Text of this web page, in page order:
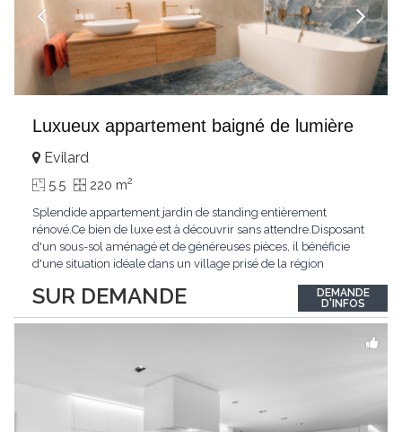
Luxueux appartement baigné de lumière
SUR DEMANDE
Evilard
5.5 220 m2
Splendide appartement jardin de standing entièrement
rénové.Ce bien de luxe est à découvrir sans attendre.Disposant
d'un sous-sol aménagé et de généreuses pièces, il bénéficie
d'une situation idéale dans un village prisé de la région
hors du commun tout au long de la journée.Points forts:4
grandes chambresUn vaste séjour...
DEMANDE
D'INFOS